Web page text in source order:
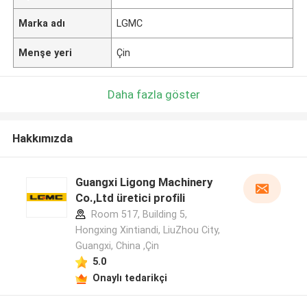
Marka adı LGMC
Menşe yeri Çin
Daha fazla göster
Hakkımızda
Guangxi Ligong Machinery
Co.,Ltd üretici profili
Room 517, Building 5,
Hongxing Xintiandi, LiuZhou City,
Guangxi, China ,Çin
5.0
Onaylı tedarikçi